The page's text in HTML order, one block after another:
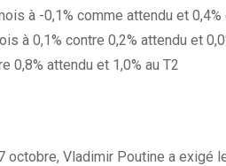
à -0,1% comme attendu et 0,4%
à 0,1% contre 0,2% attendu et
0,8% attendu et 1,0% au T2
octobre, Vladimir Poutine a exigé